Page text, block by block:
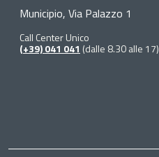
Municipio, Via Palazzo 1
Call Center Unico
(+39) 041 041 (dalle 8.30 alle 17)